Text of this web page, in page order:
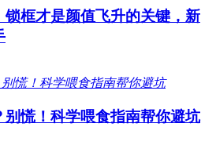
锁框才是颜值飞升的关键，新
别慌！科学喂食指南帮你避坑